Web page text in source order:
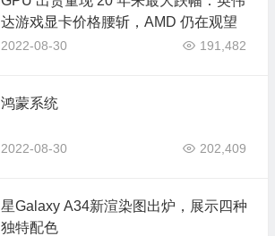
达游戏显卡价格腰斩，AMD 仍在观望
2022-08-30 191,482
鸿蒙系统
2022-08-30 202,409
星Galaxy A34新渲染图出炉，展示四种
独特配色